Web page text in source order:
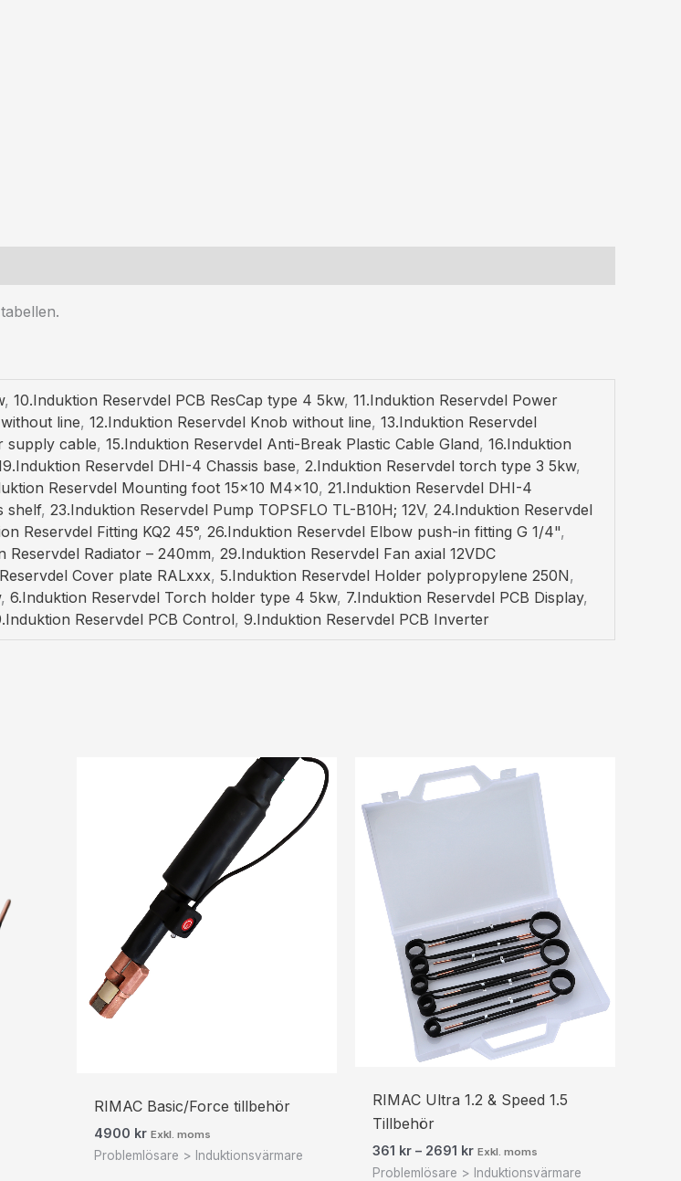
,10.Induktion Reservdel PCB ResCap type 4 5kw,11.Induktion Reservdel Power
line,12.Induktion Reservdel Knob without line,13.Induktion Reservdel
supply cable,15.Induktion Reservdel Anti-Break Plastic Cable Gland,16.Induktion
Reservdel DHI-4 Chassis base,2.Induktion Reservdel torch type 3 5kw,
Reservdel Mounting foot 15×10 M4x10,21.Induktion Reservdel DHI-4
shelf,23.Induktion Reservdel Pump TOPSFLO TL-B10H; 12V,24.Induktion Reservdel
Reservdel Fitting KQ2 45°,26.Induktion Reservdel Elbow push-in fitting G 1/4",
Reservdel Radiator – 240mm,29.Induktion Reservdel Fan axial 12VDC
Cover plate RALxxx,5.Induktion Reservdel Holder polypropylene 250N,
,6.Induktion Reservdel Torch holder type 4 5kw, 7.Induktion Reservdel PCB Display,
Reservdel PCB Control,9.Induktion Reservdel PCB Inverter
RIMAC Basic/Force tillbehör
4900 kr Exkl. moms
Problemlösare > Induktionsvärmare
RIMAC Ultra 1.2 & Speed 1.5
Tillbehör
361 kr – 2691 kr
Prisintervall:
361 kr451 kr
till
2691 kr3364 kr
Exkl. moms
Problemlösare > Induktionsvärmare